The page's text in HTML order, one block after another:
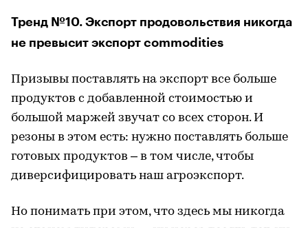
Тренд №10. Экспорт продовольствия никогда
не превысит экспорт commodities
Призывы поставлять на экспорт все больше
продуктов с добавленной стоимостью и
большой маржей звучат со всех сторон. И
резоны в этом есть: нужно поставлять больше
готовых продуктов – в том числе, чтобы
диверсифицировать наш агроэкспорт.
Но понимать при этом, что здесь мы никогда